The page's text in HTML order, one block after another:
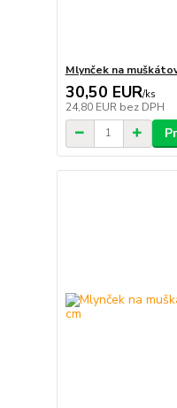
Mlynček na
30,50 EUR/ks
24,80 EUR bez DPH